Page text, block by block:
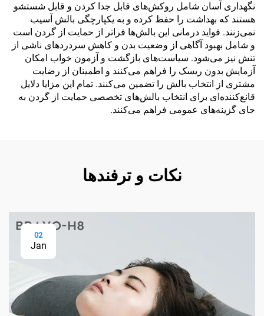
نگهداری آسان شامل روکش‌های قابل جدا کردن و قابل شستشو
هستند که بهداشت را حفظ کرده و به یکپارچگی بالش آسیب
نمی‌زنند. فواید درمانی این بالش‌ها فراتر از حمایت از گردن است
و شامل بهبود آگاهی از وضعیت بدن و کاهش سردردهای ناشی از
تنش نیز می‌شود. سیاست‌های بازگشت و آزمون خواب امکان
آزمایش بدون ریسک را فراهم می‌کنند و اطمینان از رضایت
مشتری از انتخاب بالش را تضمین می‌کنند. تمام این مزایا دلایل
قانع‌کننده‌ای برای انتخاب بالش‌های تخصصی حمایت از گردن به
جای گزینه‌های عمومی فراهم می‌کنند.
نکات و ترفندها
02
Jan